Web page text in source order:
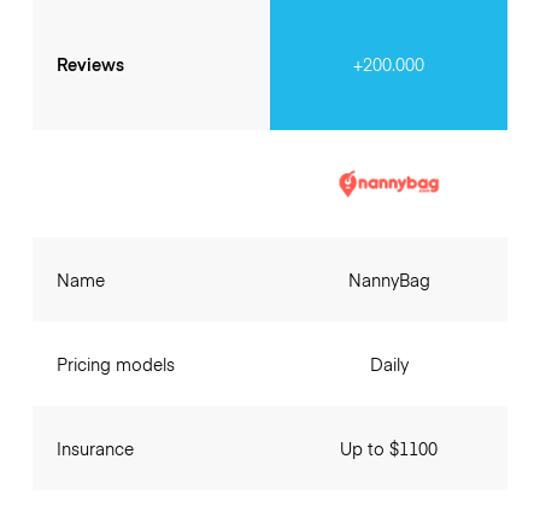
Reviews +200.000
Name
Pricing models
Insurance
NannyBag
Daily
Up to $1100